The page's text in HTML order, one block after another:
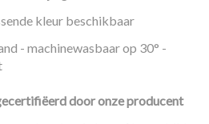
kleur beschikbaar
- machinewasbaar op 30° -
door onze producent